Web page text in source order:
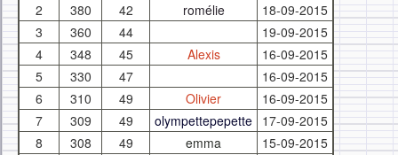
2
380 42 romélie
18-09-2015
3
360 44
19-09-2015
4
348 45 Alexis
16-09-2015
5
330 47
16-09-2015
6
310 49 Olivier
16-09-2015
7
309 49 olympettepepette 17-09-2015
8
308 49 emma
15-09-2015